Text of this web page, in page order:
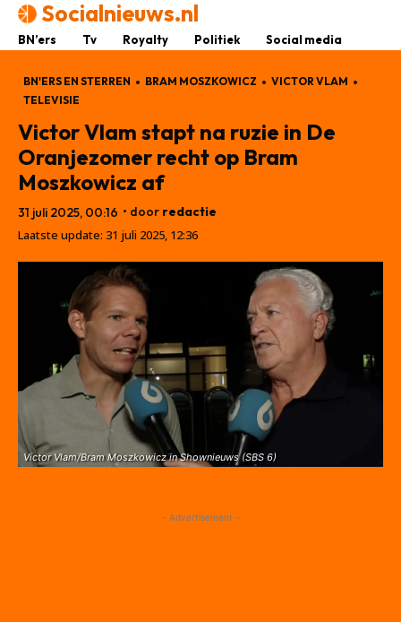
Socialnieuws.nl
BN’ers Tv Royalty Politiek Social media
BN'ERS EN STERREN BRAM MOSZKOWICZ
VICTOR VLAM
TELEVISIE
Victor Vlam stapt na ruzie in De
Oranjezomer recht op Bram
Moszkowicz af
31 juli 2025, 00:16 • door redactie
Laatste update: 31 juli 2025, 12:36
Victor Vlam/Bram Moszkowicz in Shownieuws (SBS 6)
- Advertisement -